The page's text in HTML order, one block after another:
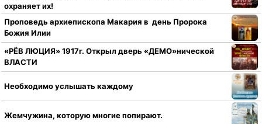
охраняет их!
Проповедь архиепископа Макария в день Пророка
Божия Илии
«РЁВ ЛЮЦИЯ» 1917г. Открыл дверь «ДЕМО»нической
ВЛАСТИ
Необходимо услышать каждому
Жемчужина, которую многие попирают.